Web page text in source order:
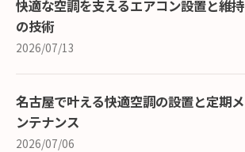
快適な空調を支えるエアコン設置と維持
の技術
2026/07/13
名古屋で叶える快適空調の設置と定期メ
ンテナンス
2026/07/06